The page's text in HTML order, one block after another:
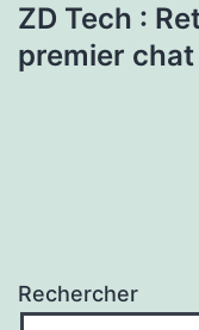
ZD Tech :
premier chat
Rechercher